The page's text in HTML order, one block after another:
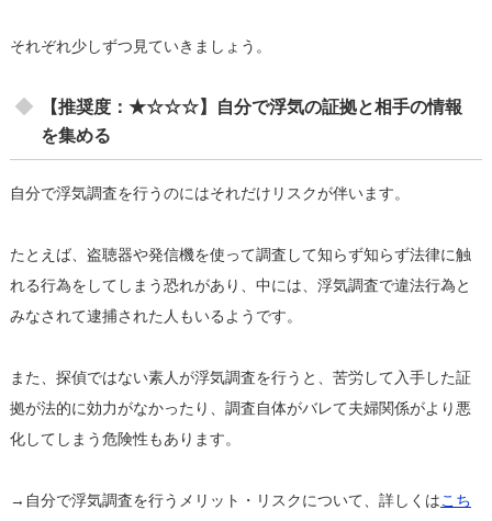
それぞれ少しずつ見ていきましょう。
【推奨度：★☆☆☆】自分で浮気の証拠と相手の情報
を集める
自分で浮気調査を行うのにはそれだけリスクが伴います。
たとえば、盗聴器や発信機を使って調査して知らず知らず法律に触
れる行為をしてしまう恐れがあり、中には、浮気調査で違法行為と
みなされて逮捕された人もいるようです。
また、探偵ではない素人が浮気調査を行うと、苦労して入手した証
拠が法的に効力がなかったり、調査自体がバレて夫婦関係がより悪
化してしまう危険性もあります。
→自分で浮気調査を行うメリット・リスクについて、詳しくはこち